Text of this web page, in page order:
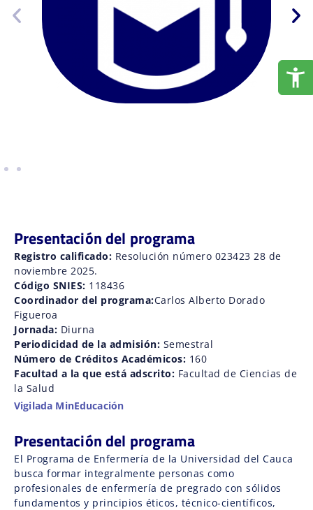
Presentación del programa
Registro calificado: Resolución número 023423 28 de
noviembre 2025.
Código SNIES: 118436
Coordinador del programa:Carlos Alberto Dorado
Figueroa
Jornada: Diurna
Periodicidad de la admisión: Semestral
Número de Créditos Académicos: 160
Facultad a la que está adscrito: Facultad de Ciencias de
la Salud
Vigilada MinEducación
Presentación del programa
El Programa de Enfermería de la Universidad del Cauca
busca formar integralmente personas como
profesionales de enfermería de pregrado con sólidos
fundamentos y principios éticos, técnico-científicos,